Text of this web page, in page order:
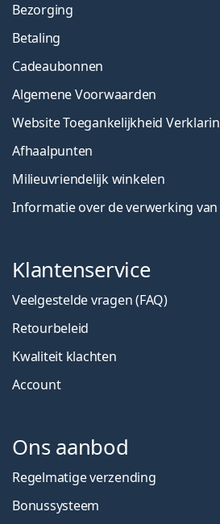
Bezorging
Betaling
Cadeaubonnen
Algemene Voorwaarden
Website Toegankelijkheid
Afhaalpunten
Milieuvriendelijk winkelen
Informatie over de verwerking
Klantenservice
Veelgestelde vragen (FAQ)
Retourbeleid
Kwaliteit klachten
Account
Ons aanbod
Regelmatige verzending
Bonussysteem